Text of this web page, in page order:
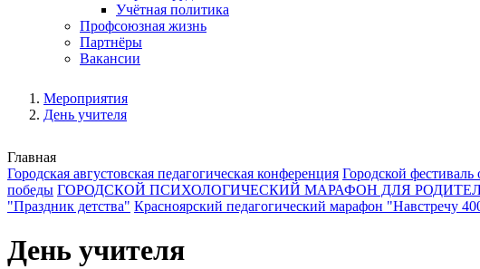
Учётная политика
Профсоюзная жизнь
Партнёры
Вакансии
Мероприятия
День учителя
Главная
Городская августовская педагогическая конференция Городской фестиваль
победы ГОРОДСКОЙ ПСИХОЛОГИЧЕСКИЙ МАРАФОН ДЛЯ
"Праздник детства" Красноярский педагогический марафон "Навстречу
День учителя